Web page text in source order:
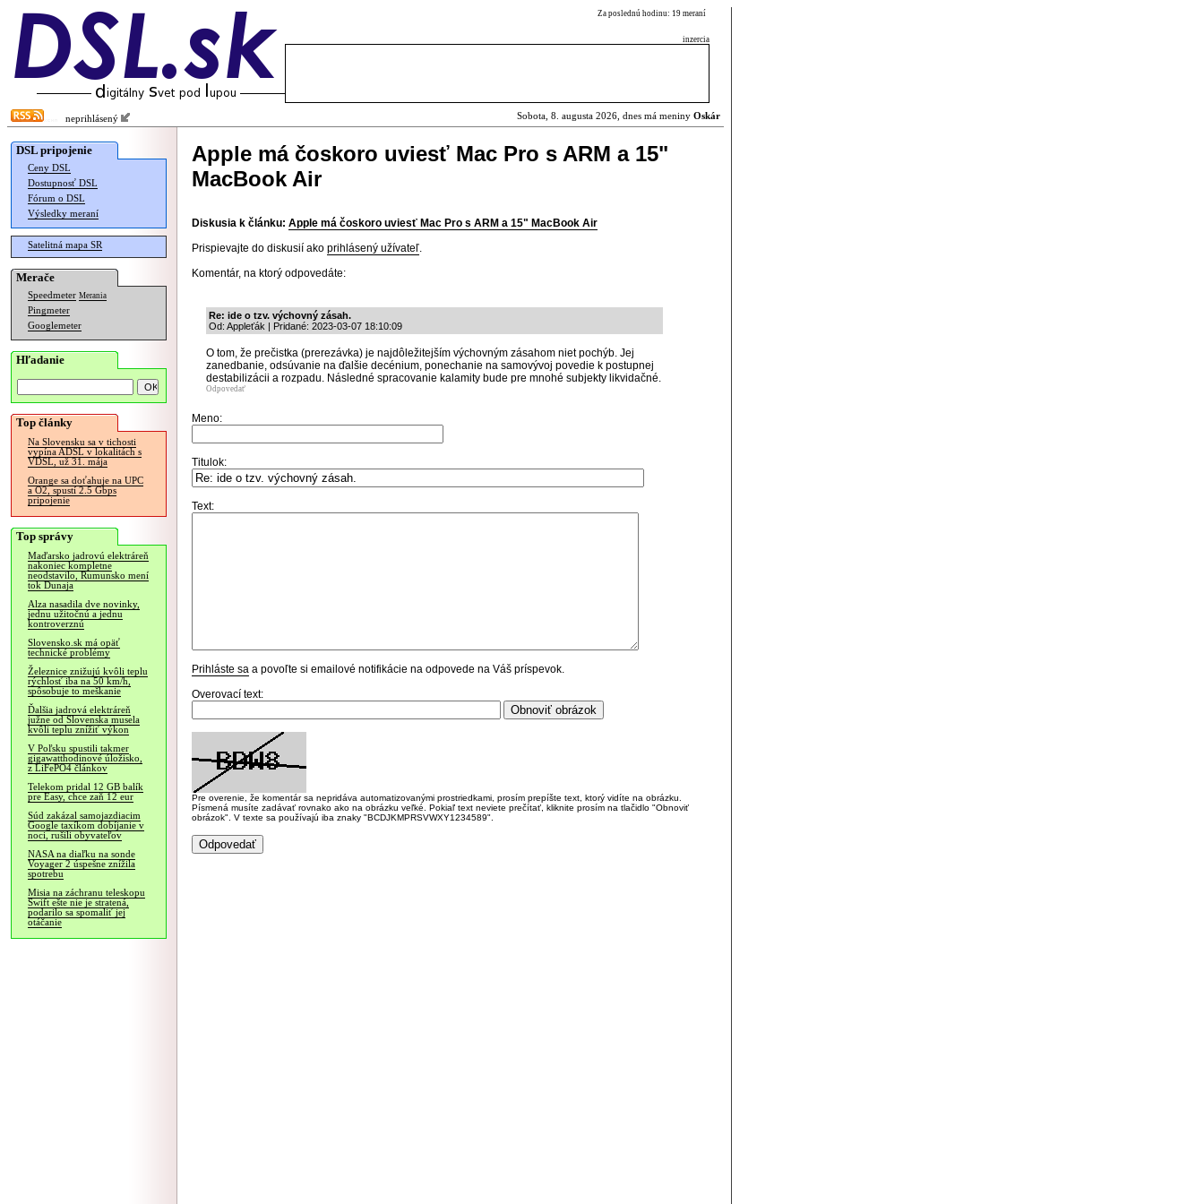
Za poslednú hodinu: 19 meraní
inzercia
neprihlásený Sobota, 8. augusta 2026, dnes má meniny Oskár
DSL pripojenie
Ceny DSL
Dostupnosť DSL
Fórum o DSL
Výsledky meraní
Satelitná mapa SR
Merače
Speedmeter Merania
Pingmeter
Googlemeter
Hľadanie
Top články
Na Slovensku sa v tichosti
vypína ADSL v lokalitách s
VDSL, už 31. mája
Orange sa doťahuje na UPC
a O2, spustí 2.5 Gbps
pripojenie
Top správy
Maďarsko jadrovú elektráreň
nakoniec kompletne
neodstavilo, Rumunsko mení
tok Dunaja
Alza nasadila dve novinky,
jednu užitočnú a jednu
kontroverznú
Slovensko.sk má opäť
technické problémy
Železnice znižujú kvôli teplu
rýchlosť iba na 50 km/h,
spôsobuje to meškanie
Ďalšia jadrová elektráreň
južne od Slovenska musela
kvôli teplu znížiť výkon
V Poľsku spustili takmer
gigawatthodinové úložisko,
z LiFePO4 článkov
Telekom pridal 12 GB balík
pre Easy, chce zaň 12 eur
Súd zakázal samojazdiacim
Google taxíkom dobíjanie v
noci, rušili obyvateľov
NASA na diaľku na sonde
Voyager 2 úspešne znížila
spotrebu
Misia na záchranu teleskopu
Swift ešte nie je stratená,
podarilo sa spomaliť jej
otáčanie
Apple má čoskoro uviesť Mac Pro s ARM a 15"
MacBook Air
Diskusia k článku: Apple má čoskoro uviesť Mac Pro s ARM a 15" MacBook Air
Prispievajte do diskusií ako prihlásený užívateľ.
Komentár, na ktorý odpovedáte:
Re: ide o tzv. výchovný zásah.
Od: Appleťák | Pridané: 2023-03-07 18:10:09
O tom, že prečistka (prerezávka) je najdôležitejším výchovným zásahom niet pochýb. Jej
zanedbanie, odsúvanie na ďalšie decénium, ponechanie na samovývoj povedie k postupnej
destabilizácii a rozpadu. Následné spracovanie kalamity bude pre mnohé subjekty likvidačné.
Odpovedať
Meno:
Titulok:
Text:
Prihláste sa a povoľte si emailové notifikácie na odpovede na Váš príspevok.
Overovací text:
Pre overenie, že komentár sa nepridáva automatizovanými prostriedkami, prosím prepíšte text, ktorý vidíte na obrázku.
Písmená musíte zadávať rovnako ako na obrázku veľké. Pokiaľ text neviete prečítať, kliknite prosím na tlačidlo "Obnoviť
obrázok". V texte sa používajú iba znaky "BCDJKMPRSVWXY1234589".